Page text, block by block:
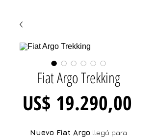
Fiat Argo Trekking
US$ 19.290,00
Nuevo Fiat Argo llegó para